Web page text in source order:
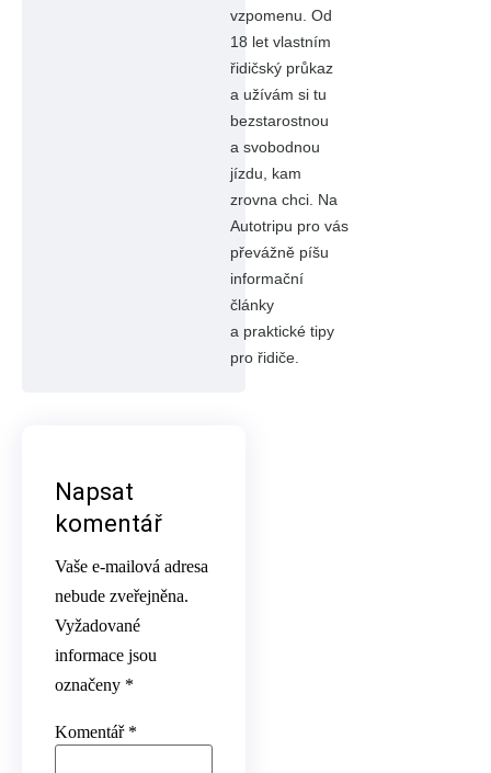
vzpomenu. Od
18 let vlastním
řidičský průkaz
a užívám si tu
bezstarostnou
a svobodnou
jízdu, kam
zrovna chci. Na
Autotripu pro vás
převážně píšu
informační
články
a praktické tipy
pro řidiče.
Napsat
komentář
Vaše e-mailová adresa
nebude zveřejněna.
Vyžadované
informace jsou
označeny *
Komentář *